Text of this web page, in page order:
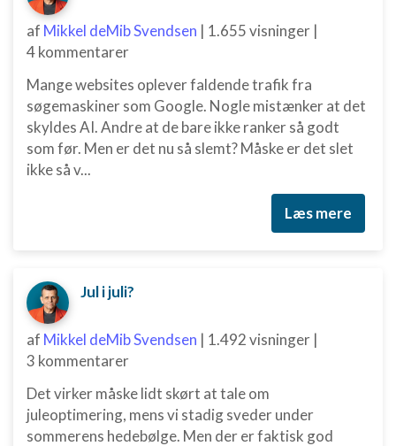
af Mikkel deMib Svendsen | 1.655 visninger |
4 kommentarer
Mange websites oplever faldende trafik fra
søgemaskiner som Google. Nogle mistænker at det
skyldes AI. Andre at de bare ikke ranker så godt
som før. Men er det nu så slemt? Måske er det slet
ikke så v...
Læs mere
Jul i juli?
af Mikkel deMib Svendsen | 1.492 visninger |
3 kommentarer
Det virker måske lidt skørt at tale om
juleoptimering, mens vi stadig sveder under
sommerens hedebølge. Men der er faktisk god